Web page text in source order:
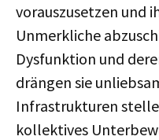
vorauszusetzen und
Unmerkliche
Dysfunktion und
drängen sie
Infrastrukturen
kollektives